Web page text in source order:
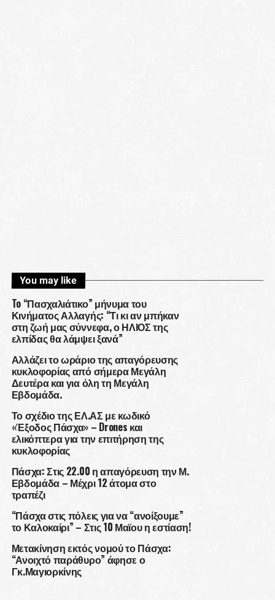
You may like
To “Πασχαλιάτικο” μήνυμα του
Κινήματος Αλλαγής: “Τι κι αν μπήκαν
στη ζωή μας σύννεφα, ο ΗΛΙΟΣ της
ελπίδας θα λάμψει ξανά”
Αλλάζει το ωράριο της απαγόρευσης
κυκλοφορίας από σήμερα Μεγάλη
Δευτέρα και για όλη τη Μεγάλη
Εβδομάδα.
Το σχέδιο της ΕΛ.ΑΣ με κωδικό
«Έξοδος Πάσχα» – Drones και
ελικόπτερα για την επιτήρηση της
κυκλοφορίας
Πάσχα: Στις 22.00 η απαγόρευση την Μ.
Εβδομάδα – Μέχρι 12 άτομα στο
τραπέζι
“Πάσχα στις πόλεις για να “ανοίξουμε”
το Καλοκαίρι” – Στις 10 Μαϊου η εστίαση!
Μετακίνηση εκτός νομού το Πάσχα:
“Ανοιχτό παράθυρο” άφησε ο
Γκ.Μαγιορκίνης